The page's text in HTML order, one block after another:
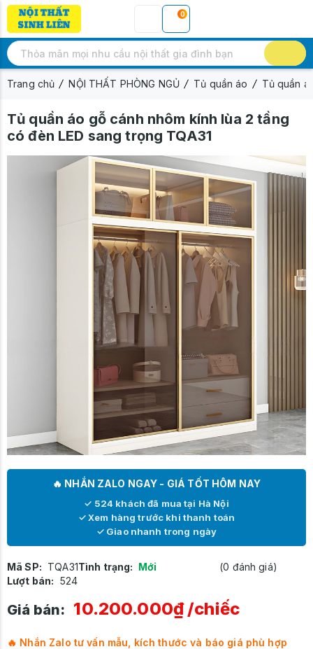
0
Trang chủ NỘI THẤT PHÒNG NGỦ Tủ quần áo Tủ quần
Tủ quần áo gỗ cánh nhôm kính lùa 2 tầng
có đèn LED sang trọng TQA31
🔥 NHẮN ZALO NGAY - GIÁ TỐT HÔM NAY
✓ 524 khách đã mua tại Hà Nội
✓ Xem hàng trước khi thanh toán
✓ Giao nhanh trong ngày
Mã SP: TQA31Tình trạng: Mới
(0 đánh giá)
Lượt bán: 524
Giá bán: 10.200.000₫/chiếc
🔥 Nhắn Zalo tư vấn mẫu, kích thước và báo giá phù hợp